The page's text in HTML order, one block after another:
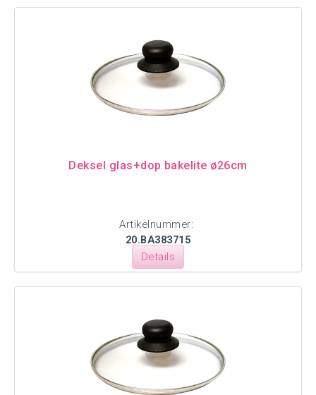
Deksel glas+dop bakelite ø26cm
Artikelnummer:
20.BA383715
Details